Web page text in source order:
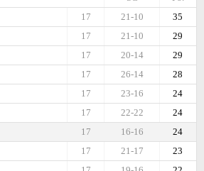
35
21-10
17
29
21-10
17
29
20-14
17
28
26-14
17
24
23-16
17
24
22-22
17
24
16-16
17
23
21-17
17